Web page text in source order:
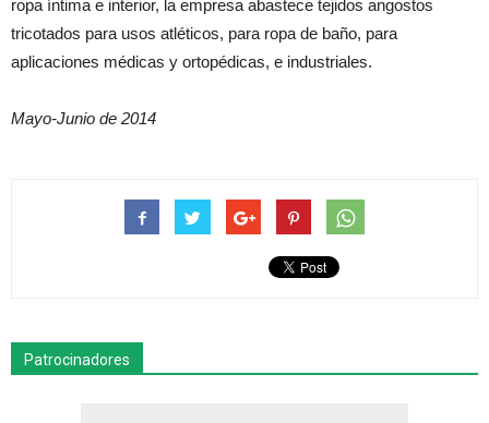
ropa íntima e interior, la empresa abastece tejidos angostos
tricotados para usos atléticos, para ropa de baño, para
aplicaciones médicas y ortopédicas, e industriales.
Mayo-Junio de 2014
Patrocinadores